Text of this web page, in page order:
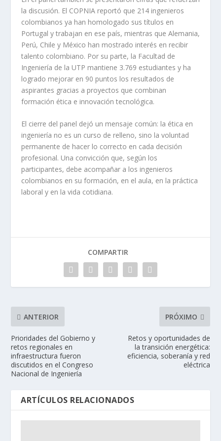
la discusión. El COPNIA reportó que 214 ingenieros
colombianos ya han homologado sus títulos en
Portugal y trabajan en ese país, mientras que Alemania,
Perú, Chile y México han mostrado interés en recibir
talento colombiano. Por su parte, la Facultad de
Ingeniería de la UTP mantiene 3.769 estudiantes y ha
logrado mejorar en 90 puntos los resultados de
aspirantes gracias a proyectos que combinan
formación ética e innovación tecnológica.
El cierre del panel dejó un mensaje común: la ética en
ingeniería no es un curso de relleno, sino la voluntad
permanente de hacer lo correcto en cada decisión
profesional. Una convicción que, según los
participantes, debe acompañar a los ingenieros
colombianos en su formación, en el aula, en la práctica
laboral y en la vida cotidiana.
COMPARTIR
ANTERIOR
Prioridades del Gobierno y
retos regionales en
infraestructura fueron
discutidos en el Congreso
Nacional de Ingeniería
PRÓXIMO
Retos y oportunidades de
la transición energética:
eficiencia, soberanía y red
eléctrica
ARTÍCULOS RELACIONADOS